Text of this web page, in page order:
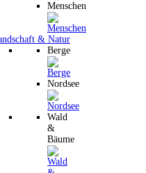
Menschen
& Natur
Berge
Nordsee
Wald
&
Bäume